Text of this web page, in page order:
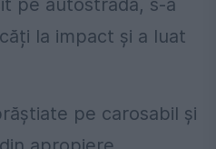
la impact și a luat
pe carosabil și